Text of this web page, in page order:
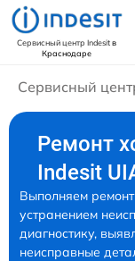
Сервисный центр Indesitв
Краснодаре
Сервисный
Ремонт
Indesit
Выполняем
устранением
диагностику,
неисправные